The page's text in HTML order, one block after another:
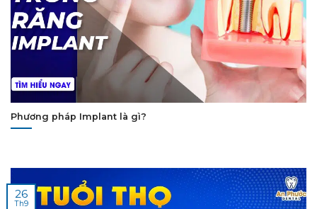
Phương pháp Implant là gì?
26
Th9